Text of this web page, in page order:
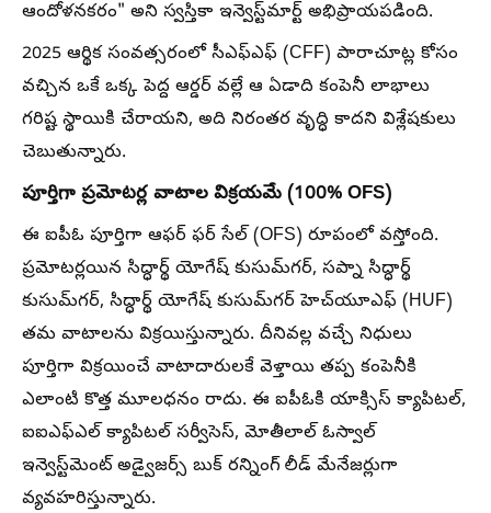
ఆందోళనకరం" అని స్వస్తికా ఇన్వెస్ట్‌మార్ట్ అభిప్రాయపడింది.
2025 ఆర్థిక సంవత్సరంలో సీఎఫ్‌ఎఫ్ (CFF) పారాచూట్ల కోసం
వచ్చిన ఒకే ఒక్క పెద్ద ఆర్డర్ వల్లే ఆ ఏడాది కంపెనీ లాభాలు
గరిష్ట స్థాయికి చేరాయని, అది నిరంతర వృద్ధి కాదని విశ్లేషకులు
చెబుతున్నారు.
పూర్తిగా ప్రమోటర్ల వాటాల విక్రయమే (100% OFS)
ఈ ఐపీఓ పూర్తిగా ఆఫర్ ఫర్ సేల్ (OFS) రూపంలో వస్తోంది.
ప్రమోటర్లయిన సిద్ధార్థ్ యోగేష్ కుసుమ్‌గర్, సప్నా సిద్ధార్థ్
కుసుమ్‌గర్, సిద్ధార్థ్ యోగేష్ కుసుమ్‌గర్ హెచ్‌యూఎఫ్ (HUF)
తమ వాటాలను విక్రయిస్తున్నారు. దీనివల్ల వచ్చే నిధులు
పూర్తిగా విక్రయించే వాటాదారులకే వెళ్తాయి తప్ప కంపెనీకి
ఎలాంటి కొత్త మూలధనం రాదు. ఈ ఐపీఓకి యాక్సిస్ క్యాపిటల్,
ఐఐఎఫ్ఎల్ క్యాపిటల్ సర్వీసెస్, మోతీలాల్ ఓస్వాల్
ఇన్వెస్ట్‌మెంట్ అడ్వైజర్స్ బుక్ రన్నింగ్ లీడ్ మేనేజర్లుగా
వ్యవహరిస్తున్నారు.